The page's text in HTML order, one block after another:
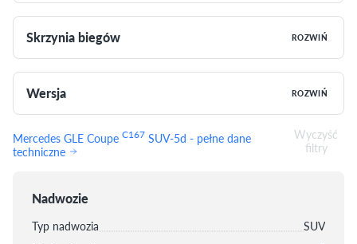
Skrzynia biegów ROZWIŃ
Wersja ROZWIŃ
Mercedes GLE Coupe C167 SUV-5d - pełne dane
techniczne
Wyczyść
filtry
Nadwozie
Typ nadwozia
SUV